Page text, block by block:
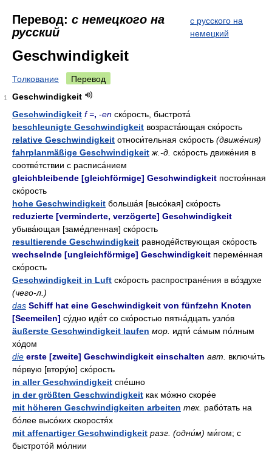
Перевод: с немецкого на
русский
с русского на
немецкий
Geschwindigkeit
Толкование Перевод
1
Geschwindigkeit
Geschwindigkeit f =, -en ско́рость, быстрота́
beschleunigte Geschwindigkeit возраста́ющая ско́рость
relative Geschwindigkeit относи́тельная ско́рость (движе́ния)
fahrplanmäßige Geschwindigkeit ж.-д. ско́рость движе́ния в
соотве́тствии с расписа́нием
gleichbleibende [gleichförmige] Geschwindigkeit постоя́нная
ско́рость
hohe Geschwindigkeit больша́я [высо́кая] ско́рость
reduzierte [verminderte, verzögerte] Geschwindigkeit
убыва́ющая [заме́дленная] ско́рость
resultierende Geschwindigkeit равноде́йствующая ско́рость
wechselnde [ungleichförmige] Geschwindigkeit переме́нная
ско́рость
Geschwindigkeit in Luft ско́рость распростране́ния в во́здухе
(чего-л.)
das Schiff hat eine Geschwindigkeit von fünfzehn Knoten
[Seemeilen] су́дно идё́т со ско́ростью пятна́дцать узло́в
äußerste Geschwindigkeit laufen мор. идти́ са́мым по́лным
хо́дом
die erste [zweite] Geschwindigkeit einschalten авт.
включи́ть
пе́рвую [втору́ю] ско́рость
in aller Geschwindigkeit спе́шно
in der größten Geschwindigkeit как мо́жно скоре́е
mit höheren Geschwindigkeiten arbeiten тех. рабо́тать на
бо́лее высо́ких скоростя́х
mit affenartiger Geschwindigkeit разг. (одни́м) ми́гом; с
быстрото́й мо́лнии